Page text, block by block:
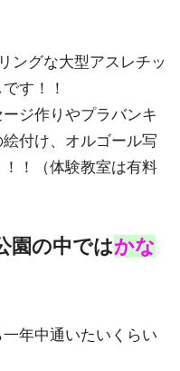
ングな大型アスレチッ
す！！
ジ作りやプラバンキ
付け、オルゴール写
！（体験教室は有料
園の中ではかな
年中通いたいくらい